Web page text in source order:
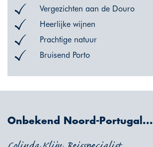
Vergezichten aan de Douro
Heerlijke wijnen
Prachtige natuur
Bruisend Porto
Onbekend Noord-Portugal...